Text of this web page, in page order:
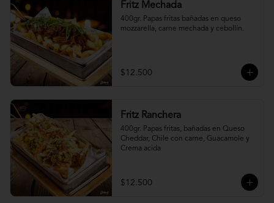
Fritz Mechada
400gr. Papas fritas bañadas en queso
mozzarella, carne mechada y cebollín.
$12.500
Fritz Ranchera
400gr. Papas fritas, bañadas en Queso
Cheddar, Chile con carne, Guacamole y
Crema acida
$12.500